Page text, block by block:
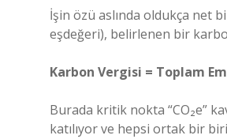
İşin özü aslında oldukça net
eşdeğeri), belirlenen bir
Karbon Vergisi = Toplam
Burada kritik nokta “CO₂e”
katılıyor ve hepsi ortak bir